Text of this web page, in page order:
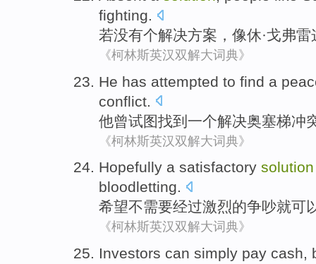
fighting.
若没有个解决方案 ， 像休·戈弗雷
《柯林斯英汉双解大词典》
He has attempted to find a
conflict
他曾试图找到一个解决奥塞梯冲
《柯林斯英汉双解大词典》
Hopefully a satisfactory solution
bloodletting.
希望不需要经过激烈的争吵就可
《柯林斯英汉双解大词典》
Investors can simply pay cash,